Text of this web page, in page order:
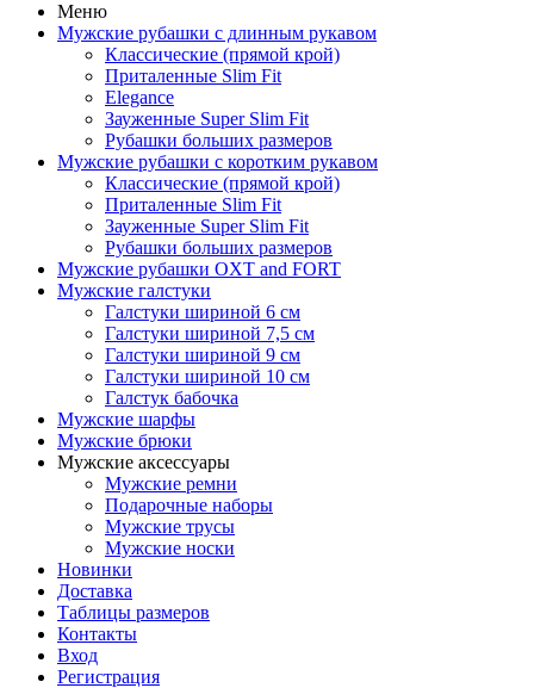
Меню
Мужские рубашки с длинным рукавом
Классические (прямой крой)
Приталенные Slim Fit
Elegance
Зауженные Super Slim Fit
Рубашки больших размеров
Мужские рубашки с коротким рукавом
Классические (прямой крой)
Приталенные Slim Fit
Зауженные Super Slim Fit
Рубашки больших размеров
Мужские рубашки OXT and FORT
Мужские галстуки
Галстуки шириной 6 см
Галстуки шириной 7,5 см
Галстуки шириной 9 см
Галстуки шириной 10 см
Галстук бабочка
Мужские шарфы
Мужские брюки
Мужские аксессуары
Мужские ремни
Подарочные наборы
Мужские трусы
Мужские носки
Новинки
Доставка
Таблицы размеров
Контакты
Вход
Регистрация